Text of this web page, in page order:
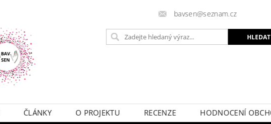
bavsen@seznam.cz
ČLÁNKY O PROJEKTU RECENZE HODNOCENÍ